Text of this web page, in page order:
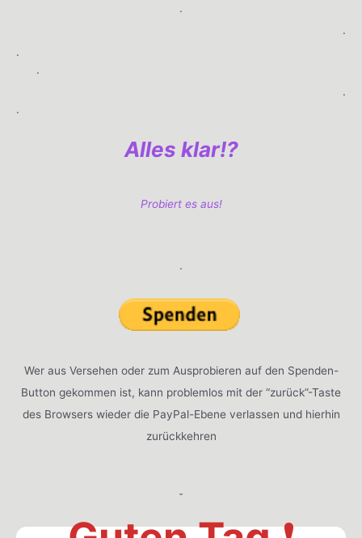
.
.
.
.
.
.
Alles klar!?
Probiert es aus!
.
Wer aus Versehen oder zum Ausprobieren auf den Spenden-
Button gekommen ist, kann problemlos mit der “zurück”-Taste
des Browsers wieder die PayPal-Ebene verlassen und hierhin
zurückkehren
˘